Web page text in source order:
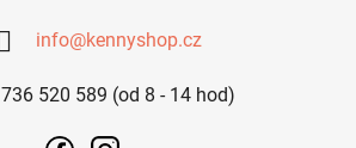
info@kennyshop.cz
736 520 589 (od 8 - 14 hod)